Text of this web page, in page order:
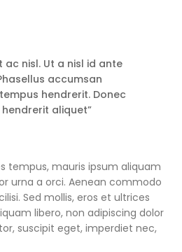
nisl. Ut a nisl id ante
accumsan
hendrerit. Donec
aliquet”
tempus, mauris ipsum aliquam
urna a orci. Aenean commodo
Sed mollis, eros et ultrices
libero, non adipiscing dolor
suscipit eget, imperdiet nec,